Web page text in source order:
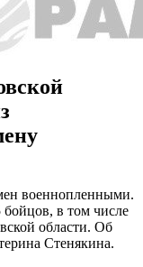
военнопленными.
в том числе
области. Об
Стенякина.